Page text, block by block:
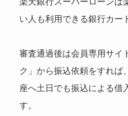
い人も利用できる銀行カー
審査通過後は会員専用サイ
ク」から振込依頼をすれば
座へ土日でも振込による借
す。